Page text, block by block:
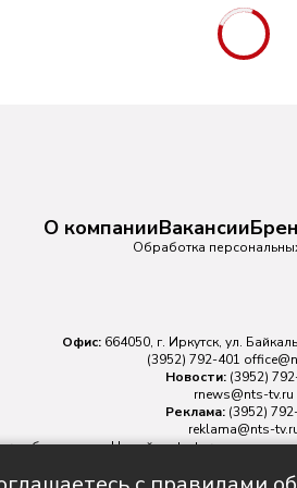
О компанииВакансии
Обработка
Офис: 664050, г. Иркутск, ул.
(3952) 792-401
Новости: (3952)
rnews@nts-tv.ru
Реклама: (3952)
reklama@nts-
обязательна. На сайте nts-tv.ru
Главный редактор ИА "НТС" Иштулкин